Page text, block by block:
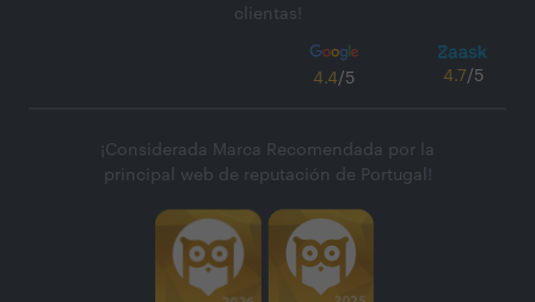
clientas!
4.4/5 4.7/5
¡Considerada Marca Recomendada por la
principal web de reputación de Portugal!